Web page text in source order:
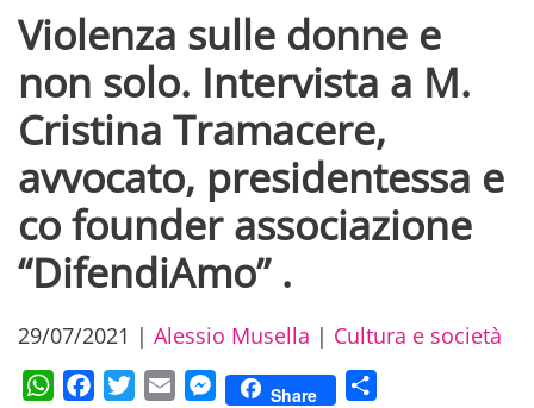
Violenza sulle donne e
non solo. Intervista a M.
Cristina Tramacere,
avvocato, presidentessa e
co founder associazione
“DifendiAmo” .
29/07/2021 | Alessio Musella | Cultura e società
WhatsAppFacebookTwitterEmail Messenger
Share